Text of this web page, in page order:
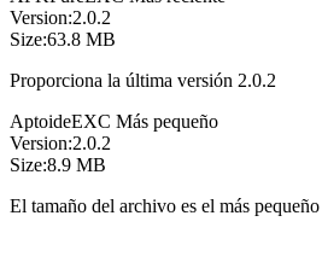
Version:2.0.2
Size:63.8 MB
Proporciona la última versión 2.0.2
AptoideEXC Más pequeño
Version:2.0.2
Size:8.9 MB
El tamaño del archivo es el más